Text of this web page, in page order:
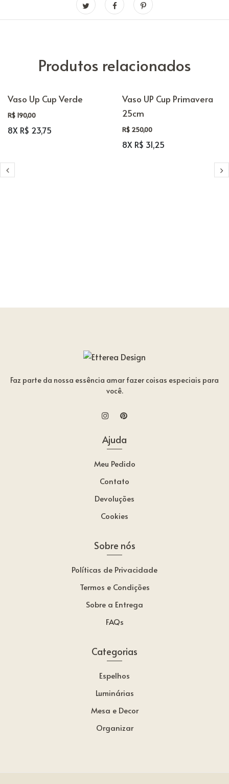
Produtos relacionados
Vaso Up Cup Verde
R$ 190,00
8X R$ 23,75
Vaso UP Cup Primavera
25cm
R$ 250,00
8X R$ 31,25
Faz parte da nossa essência amar fazer coisas especiais para
você.
Ajuda
Meu Pedido
Contato
Devoluções
Cookies
Sobre nós
Políticas de Privacidade
Termos e Condições
Sobre a Entrega
FAQs
Categorias
Espelhos
Luminárias
Mesa e Decor
Organizar